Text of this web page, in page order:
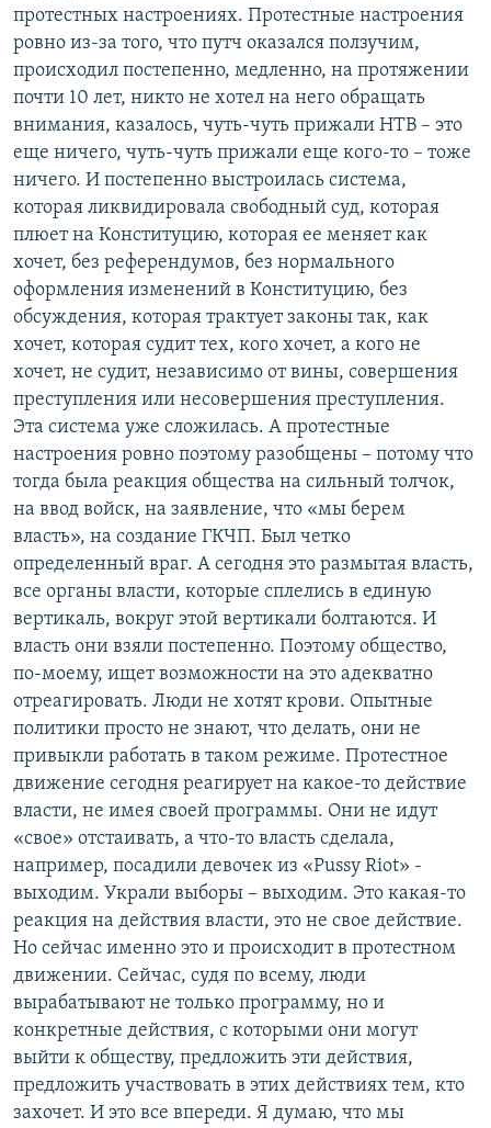
протестных настроениях. Протестные настроения
ровно из-за того, что путч оказался ползучим,
происходил постепенно, медленно, на протяжении
почти 10 лет, никто не хотел на него обращать
внимания, казалось, чуть-чуть прижали НТВ – это
еще ничего, чуть-чуть прижали еще кого-то – тоже
ничего. И постепенно выстроилась система,
которая ликвидировала свободный суд, которая
плюет на Конституцию, которая ее меняет как
хочет, без референдумов, без нормального
оформления изменений в Конституцию, без
обсуждения, которая трактует законы так, как
хочет, которая судит тех, кого хочет, а кого не
хочет, не судит, независимо от вины, совершения
преступления или несовершения преступления.
Эта система уже сложилась. А протестные
настроения ровно поэтому разобщены – потому что
тогда была реакция общества на сильный толчок,
на ввод войск, на заявление, что «мы берем
власть», на создание ГКЧП. Был четко
определенный враг. А сегодня это размытая власть,
все органы власти, которые сплелись в единую
вертикаль, вокруг этой вертикали болтаются. И
власть они взяли постепенно. Поэтому общество,
по-моему, ищет возможности на это адекватно
отреагировать. Люди не хотят крови. Опытные
политики просто не знают, что делать, они не
привыкли работать в таком режиме. Протестное
движение сегодня реагирует на какое-то действие
власти, не имея своей программы. Они не идут
«свое» отстаивать, а что-то власть сделала,
например, посадили девочек из «Pussy Riot» -
выходим. Украли выборы – выходим. Это какая-то
реакция на действия власти, это не свое действие.
Но сейчас именно это и происходит в протестном
движении. Сейчас, судя по всему, люди
вырабатывают не только программу, но и
конкретные действия, с которыми они могут
выйти к обществу, предложить эти действия,
предложить участвовать в этих действиях тем, кто
захочет. И это все впереди. Я думаю, что мы